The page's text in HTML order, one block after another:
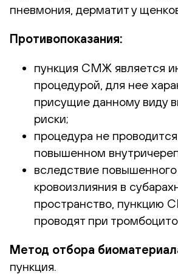
пневмония, дерматит у
Противопоказания:
пункция СМЖ является
процедурой, для нее
присущие данному виду
риски;
процедура не
повышенном
вследствие
кровоизлияния в
пространство, пункцию
проводят при
Метод отбора
пункция.